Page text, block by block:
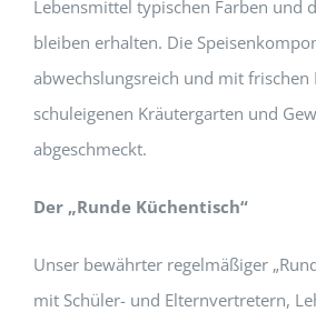
Lebensmittel typischen Farben und
bleiben erhalten. Die
abwechslungsreich und mit frischen
schuleigenen Kräutergarten und
abgeschmeckt.
Der „Runde Küchentisch“
Unser bewährter regelmäßiger
mit Schüler- und Elternvertretern,